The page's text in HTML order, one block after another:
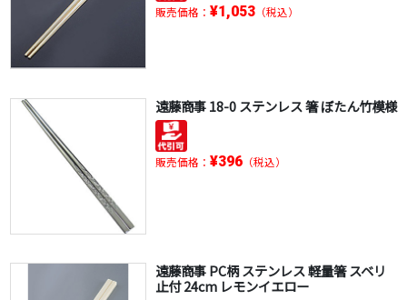
販売価格： ¥1,053（税込）
遠藤商事 18-0 ステンレス 箸 ぼたん竹模様
販売価格： ¥396（税込）
遠藤商事 PC柄 ステンレス 軽量箸 スベリ
止付 24cm レモンイエロー